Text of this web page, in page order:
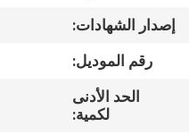
جولة
إصدار الشهادات:
رقم الموديل:
الحد الأدنى
لكمية: